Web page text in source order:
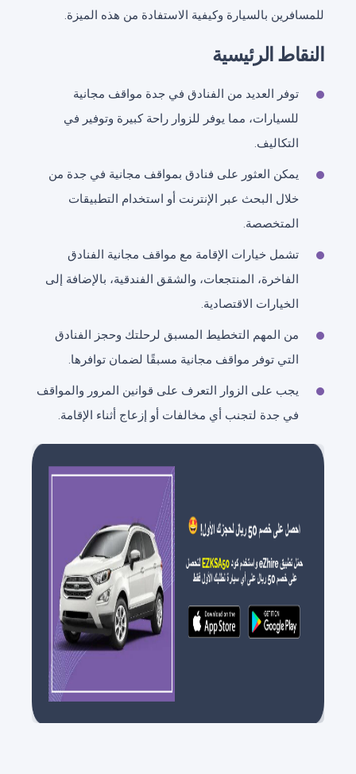
للمسافرين بالسيارة وكيفية الاستفادة من هذه الميزة.
النقاط الرئيسية
توفر العديد من الفنادق في جدة مواقف مجانية
للسيارات، مما يوفر للزوار راحة كبيرة وتوفير في
التكاليف.
يمكن العثور على فنادق بمواقف مجانية في جدة من
خلال البحث عبر الإنترنت أو استخدام التطبيقات
المتخصصة.
تشمل خيارات الإقامة مع مواقف مجانية الفنادق
الفاخرة، المنتجعات، والشقق الفندقية، بالإضافة إلى
الخيارات الاقتصادية.
من المهم التخطيط المسبق لرحلتك وحجز الفنادق
التي توفر مواقف مجانية مسبقًا لضمان توافرها.
يجب على الزوار التعرف على قوانين المرور والمواقف
في جدة لتجنب أي مخالفات أو إزعاج أثناء الإقامة.